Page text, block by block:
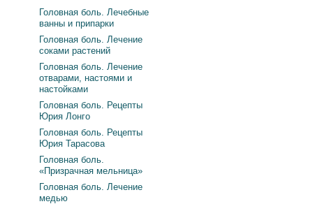
Головная боль. Лечебные
ванны и припарки
Головная боль. Лечение
соками растений
Головная боль. Лечение
отварами, настоями и
настойками
Головная боль. Рецепты
Юрия Лонго
Головная боль. Рецепты
Юрия Тарасова
Головная боль.
«Призрачная мельница»
Головная боль. Лечение
медью